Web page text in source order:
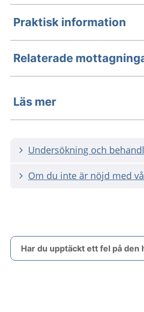
Praktisk information
Relaterade
Läs mer
Undersökning och
Om du inte är nöjd med
Har du upptäckt ett fel på den